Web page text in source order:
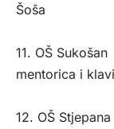
Šoša
11. OŠ Sukošan
mentorica i
12. OŠ